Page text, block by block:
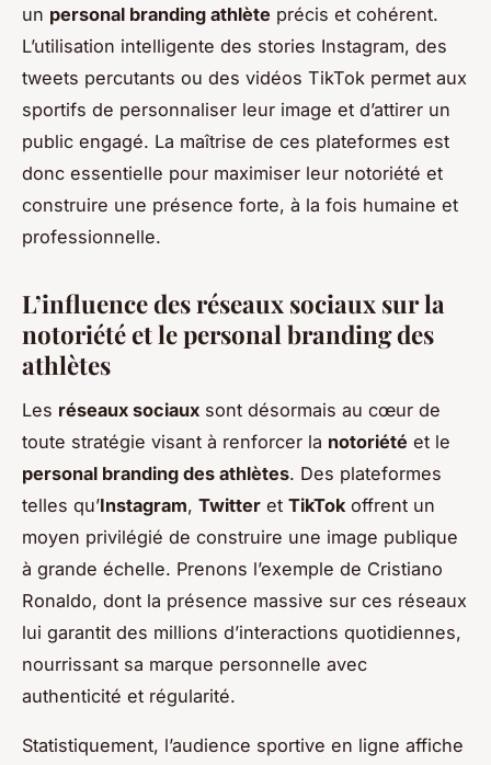
un personal branding athlète précis et cohérent.
L’utilisation intelligente des stories Instagram, des
tweets percutants ou des vidéos TikTok permet aux
sportifs de personnaliser leur image et d’attirer un
public engagé. La maîtrise de ces plateformes est
donc essentielle pour maximiser leur notoriété et
construire une présence forte, à la fois humaine et
professionnelle.
L’influence des réseaux sociaux sur la
notoriété et le personal branding des
athlètes
Les réseaux sociaux sont désormais au cœur de
toute stratégie visant à renforcer la notoriété et le
personal branding des athlètes. Des plateformes
telles qu’Instagram, Twitter et TikTokoffrent un
moyen privilégié de construire une image publique
à grande échelle. Prenons l’exemple de Cristiano
Ronaldo, dont la présence massive sur ces réseaux
lui garantit des millions d’interactions quotidiennes,
nourrissant sa marque personnelle avec
authenticité et régularité.
Statistiquement, l’audience sportive en ligne affiche